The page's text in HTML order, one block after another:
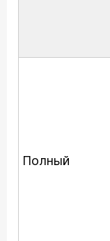
Полный